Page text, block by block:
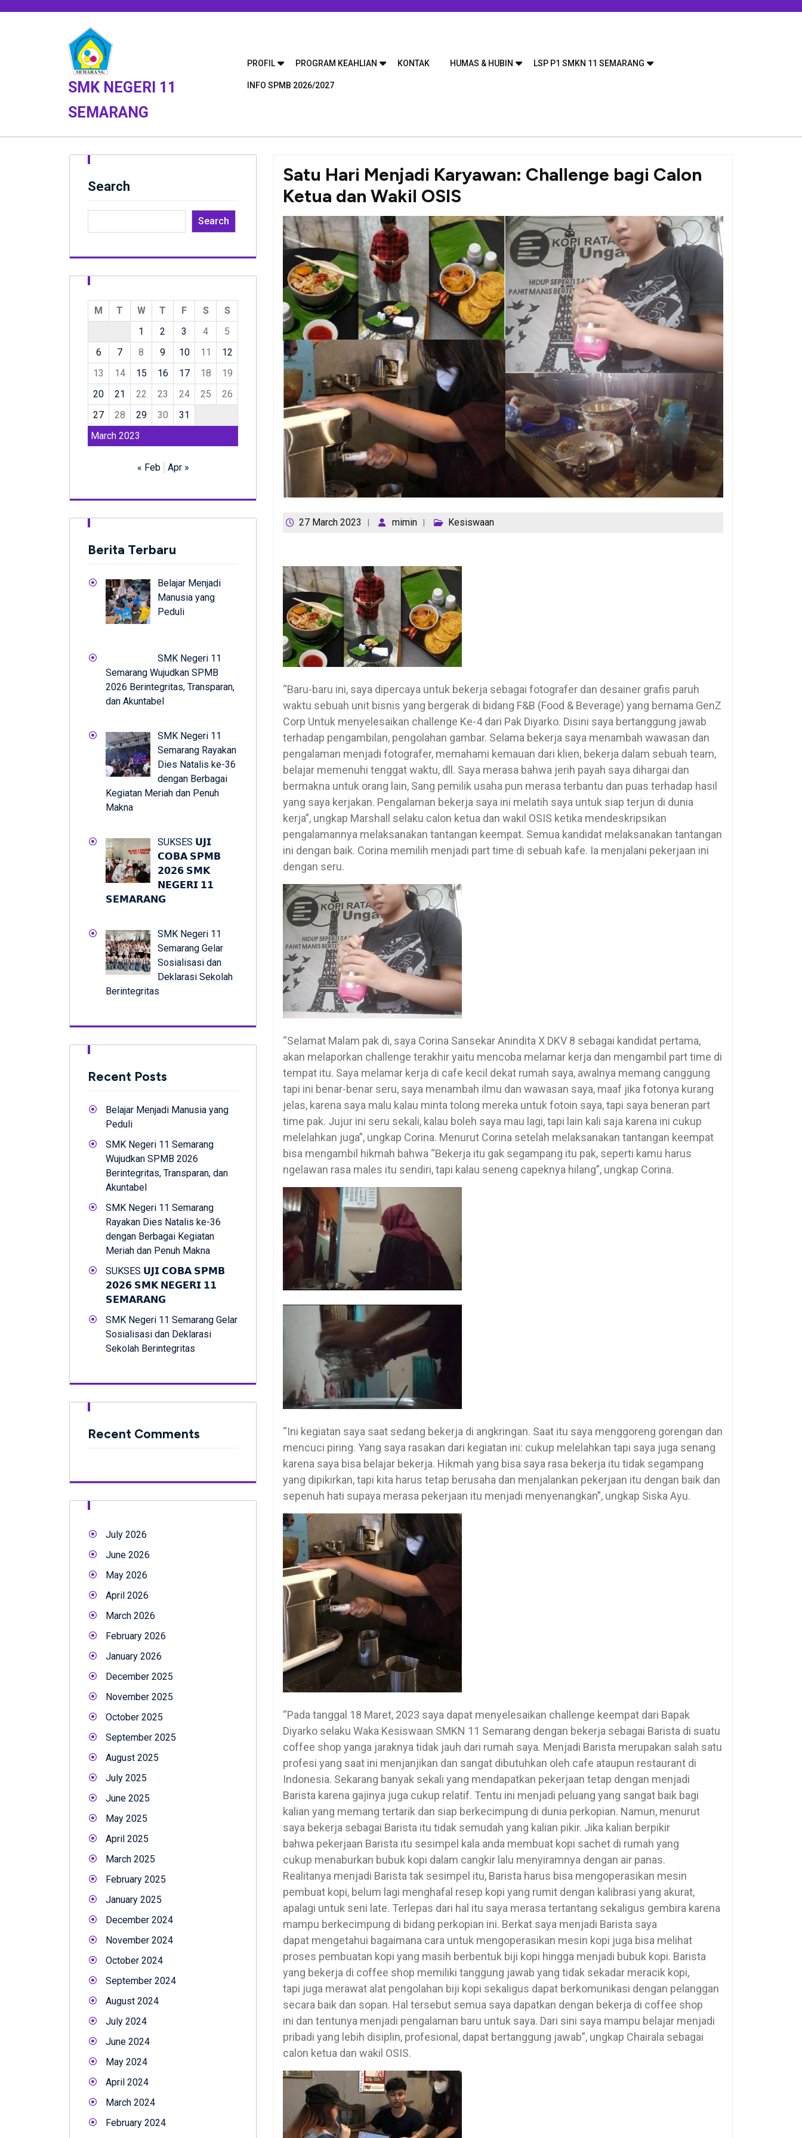
SMK NEGERI 11
SEMARANG
PROFIL PROGRAM KEAHLIAN KONTAK HUMAS & HUBIN LSP P1 SMKN 11 SEMARANG
INFO SPMB 2026/2027
Satu Hari Menjadi Karyawan: Challenge bagi Calon
Ketua dan Wakil OSIS
27 March 2023 mimin Kesiswaan
“Baru-baru ini, saya dipercaya untuk bekerja sebagai fotografer dan desainer grafis paruh
waktu sebuah unit bisnis yang bergerak di bidang F&B (Food & Beverage) yang bernama GenZ
Corp Untuk menyelesaikan challenge Ke-4 dari Pak Diyarko. Disini saya bertanggung jawab
terhadap pengambilan, pengolahan gambar. Selama bekerja saya menambah wawasan dan
pengalaman menjadi fotografer, memahami kemauan dari klien, bekerja dalam sebuah team,
belajar memenuhi tenggat waktu, dll. Saya merasa bahwa jerih payah saya dihargai dan
bermakna untuk orang lain, Sang pemilik usaha pun merasa terbantu dan puas terhadap hasil
yang saya kerjakan. Pengalaman bekerja saya ini melatih saya untuk siap terjun di dunia
kerja”, ungkap Marshall selaku calon ketua dan wakil OSIS ketika mendeskripsikan
pengalamannya melaksanakan tantangan keempat. Semua kandidat melaksanakan tantangan
ini dengan baik. Corina memilih menjadi part time di sebuah kafe. Ia menjalani pekerjaan ini
dengan seru.
“Selamat Malam pak di, saya Corina Sansekar Anindita X DKV 8 sebagai kandidat pertama,
akan melaporkan challenge terakhir yaitu mencoba melamar kerja dan mengambil part time di
tempat itu. Saya melamar kerja di cafe kecil dekat rumah saya, awalnya memang canggung
tapi ini benar-benar seru, saya menambah ilmu dan wawasan saya, maaf jika fotonya kurang
jelas, karena saya malu kalau minta tolong mereka untuk fotoin saya, tapi saya beneran part
time pak. Jujur ini seru sekali, kalau boleh saya mau lagi, tapi lain kali saja karena ini cukup
melelahkan juga”, ungkap Corina. Menurut Corina setelah melaksanakan tantangan keempat
bisa mengambil hikmah bahwa “Bekerja itu gak segampang itu pak, seperti kamu harus
ngelawan rasa males itu sendiri, tapi kalau seneng capeknya hilang”, ungkap Corina.
“Ini kegiatan saya saat sedang bekerja di angkringan. Saat itu saya menggoreng gorengan dan
mencuci piring. Yang saya rasakan dari kegiatan ini: cukup melelahkan tapi saya juga senang
karena saya bisa belajar bekerja. Hikmah yang bisa saya rasa bekerja itu tidak segampang
yang dipikirkan, tapi kita harus tetap berusaha dan menjalankan pekerjaan itu dengan baik dan
sepenuh hati supaya merasa pekerjaan itu menjadi menyenangkan”, ungkap Siska Ayu.
“Pada tanggal 18 Maret, 2023 saya dapat menyelesaikan challenge keempat dari Bapak
Diyarko selaku Waka Kesiswaan SMKN 11 Semarang dengan bekerja sebagai Barista di suatu
coffee shop yanga jaraknya tidak jauh dari rumah saya. Menjadi Barista merupakan salah satu
profesi yang saat ini menjanjikan dan sangat dibutuhkan oleh cafe ataupun restaurant di
Indonesia. Sekarang banyak sekali yang mendapatkan pekerjaan tetap dengan menjadi
Barista karena gajinya juga cukup relatif. Tentu ini menjadi peluang yang sangat baik bagi
kalian yang memang tertarik dan siap berkecimpung di dunia perkopian. Namun, menurut
saya bekerja sebagai Barista itu tidak semudah yang kalian pikir. Jika kalian berpikir
bahwa pekerjaan Barista itu sesimpel kala anda membuat kopi sachet di rumah yang
cukup menaburkan bubuk kopi dalam cangkir lalu menyiramnya dengan air panas.
Realitanya menjadi Barista tak sesimpel itu, Barista harus bisa mengoperasikan mesin
pembuat kopi, belum lagi menghafal resep kopi yang rumit dengan kalibrasi yang akurat,
apalagi untuk seni late. Terlepas dari hal itu saya merasa tertantang sekaligus gembira karena
mampu berkecimpung di bidang perkopian ini. Berkat saya menjadi Barista saya
dapat mengetahui bagaimana cara untuk mengoperasikan mesin kopi juga bisa melihat
proses pembuatan kopi yang masih berbentuk biji kopi hingga menjadi bubuk kopi. Barista
yang bekerja di coffee shop memiliki tanggung jawab yang tidak sekadar meracik kopi,
tapi juga merawat alat pengolahan biji kopi sekaligus dapat berkomunikasi dengan pelanggan
secara baik dan sopan. Hal tersebut semua saya dapatkan dengan bekerja di coffee shop
ini dan tentunya menjadi pengalaman baru untuk saya. Dari sini saya mampu belajar menjadi
pribadi yang lebih disiplin, profesional, dapat bertanggung jawab”, ungkap Chairala sebagai
calon ketua dan wakil OSIS.
Search
Search
March 2023
M T W T F S
S
1
2 3 4
5
6
7 8 9 10 11
12
13
14 15 16 17 18
19
20
21 22 23 24 25
26
27
28 29 30 31
« Feb Apr »
Berita Terbaru
Belajar Menjadi
Manusia yang
Peduli
SMK Negeri 11
Semarang Wujudkan SPMB
2026 Berintegritas, Transparan,
dan Akuntabel
SMK Negeri 11
Semarang Rayakan
Dies Natalis ke-36
dengan Berbagai
Kegiatan Meriah dan Penuh
Makna
SUKSES 𝗨𝗝𝗜
𝗖𝗢𝗕𝗔 𝗦𝗣𝗠𝗕
𝟮𝟬𝟮𝟲 𝗦𝗠𝗞
𝗡𝗘𝗚𝗘𝗥𝗜 𝟭𝟭
𝗦𝗘𝗠𝗔𝗥𝗔𝗡𝗚
SMK Negeri 11
Semarang Gelar
Sosialisasi dan
Deklarasi Sekolah
Berintegritas
Recent Posts
Belajar Menjadi Manusia yang
Peduli
SMK Negeri 11 Semarang
Wujudkan SPMB 2026
Berintegritas, Transparan, dan
Akuntabel
SMK Negeri 11 Semarang
Rayakan Dies Natalis ke-36
dengan Berbagai Kegiatan
Meriah dan Penuh Makna
SUKSES 𝗨𝗝𝗜 𝗖𝗢𝗕𝗔 𝗦𝗣𝗠𝗕
𝟮𝟬𝟮𝟲 𝗦𝗠𝗞 𝗡𝗘𝗚𝗘𝗥𝗜 𝟭𝟭
𝗦𝗘𝗠𝗔𝗥𝗔𝗡𝗚
SMK Negeri 11 Semarang Gelar
Sosialisasi dan Deklarasi
Sekolah Berintegritas
Recent Comments
July 2026
June 2026
May 2026
April 2026
March 2026
February 2026
January 2026
December 2025
November 2025
October 2025
September 2025
August 2025
July 2025
June 2025
May 2025
April 2025
March 2025
February 2025
January 2025
December 2024
November 2024
October 2024
September 2024
August 2024
July 2024
June 2024
May 2024
April 2024
March 2024
February 2024